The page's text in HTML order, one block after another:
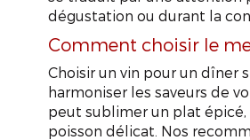
dégustation ou durant la
Comment choisir le
Choisir un vin pour un dîner
harmoniser les saveurs de
peut sublimer un plat épicé,
poisson délicat. Nos